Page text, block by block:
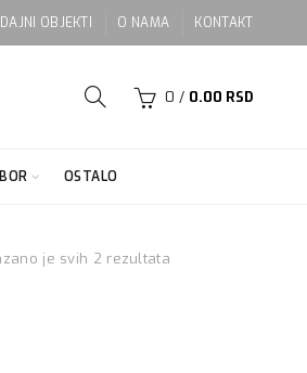
OBJEKTI O NAMA KONTAKT
0 / 0.00 RSD
OSTALO
je svih 2 rezultata